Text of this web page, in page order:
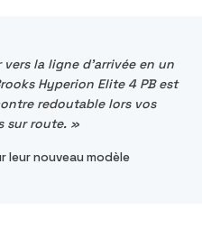
la ligne d'arrivée en un
Hyperion Elite 4 PB est
redoutable lors vos
sur route. »
leur nouveau modèle